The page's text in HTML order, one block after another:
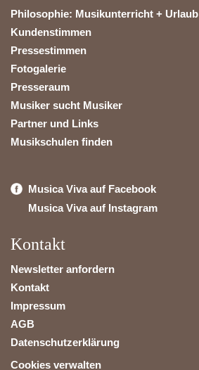
Philosophie: Musikunterricht + Urlaub
Kundenstimmen
Pressestimmen
Fotogalerie
Presseraum
Musiker sucht Musiker
Partner und Links
Musikschulen finden
Musica Viva auf Facebook
Musica Viva auf Instagram
Kontakt
Newsletter anfordern
Kontakt
Impressum
AGB
Datenschutzerklärung
Cookies verwalten